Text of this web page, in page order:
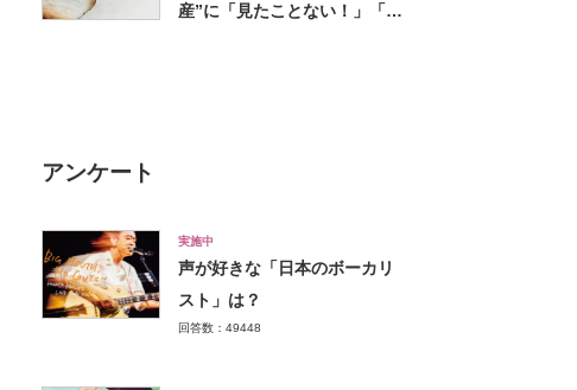
産”に「見たことない！」「み
アンケート
実施中
声が好きな「日本のボーカリ
スト」は？
回答数：49448